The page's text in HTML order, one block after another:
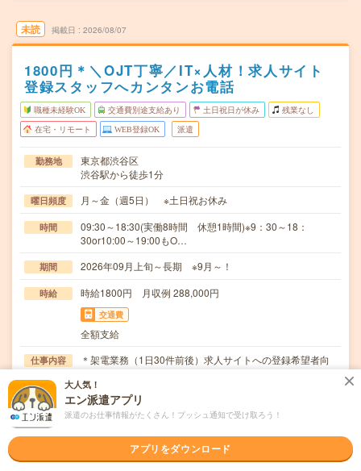
未読 掲載日 2026/08/07
1800円＊＼OJT丁寧／IT×人材！求人サイト
登録スタッフへカンタンお電話
職種未経験OK 交通費別途支給あり 土日祝日が休み 残業なし
在宅・リモート WEB登録OK 派遣
勤務地
東京都渋谷区
渋谷駅から徒歩1分
曜日頻度 月～金（週5日） ※土日祝お休み
時間
09:30～18:30(実働8時間 休憩1時間)※9：30～18：
30or10:00～19:00もO…
期間 2026年09月上旬～長期 ※9月～！
時給 時給1800円 月収例 288,000円
交通費
全額支給
仕事内容
＊架電業務（1日30件前後）求人サイトへの登録希望者向
応募資格
職種未経験OK / ブランクOK / パソコンスキル不要 / 英語力
不要
職場の雰囲気
大人気！
エン派遣アプリ
派遣のお仕事情報がたくさん！プッシュ通知で受け取ろう！
アプリをダウンロード